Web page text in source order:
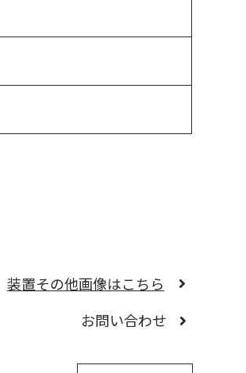
装置その他画像はこちら
お問い合わせ